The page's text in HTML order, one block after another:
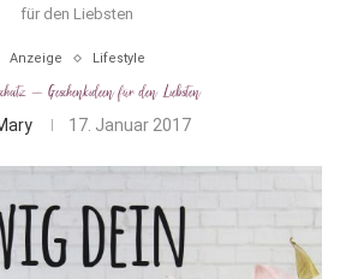
für den Liebsten
Anzeige Lifestyle
– Geschenkideen für den Liebsten
17. Januar 2017